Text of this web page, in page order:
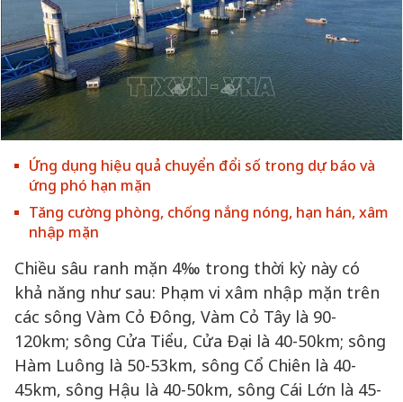
Ứng dụng hiệu quả chuyển đổi số trong dự báo và
ứng phó hạn mặn
Tăng cường phòng, chống nắng nóng, hạn hán, xâm
nhập mặn
Chiều sâu ranh mặn 4‰ trong thời kỳ này có
khả năng như sau: Phạm vi xâm nhập mặn trên
các sông Vàm Cỏ Đông, Vàm Cỏ Tây là 90-
120km; sông Cửa Tiểu, Cửa Đại là 40-50km; sông
Hàm Luông là 50-53km, sông Cổ Chiên là 40-
45km, sông Hậu là 40-50km, sông Cái Lớn là 45-